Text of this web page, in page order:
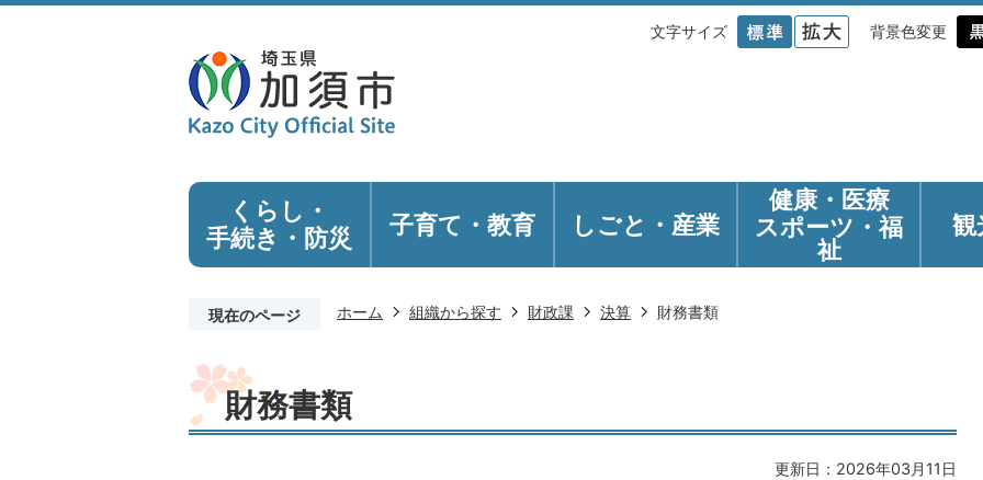
文字サイズ 背景色変更
くらし・
手続き ・防災 子育て・教育 しごと・産業
健康・医療
スポーツ・福
祉
観
現在のページ ホーム 組織から探す 財政課 決算 財務書類
財務書類
更新日：2026年03月11日